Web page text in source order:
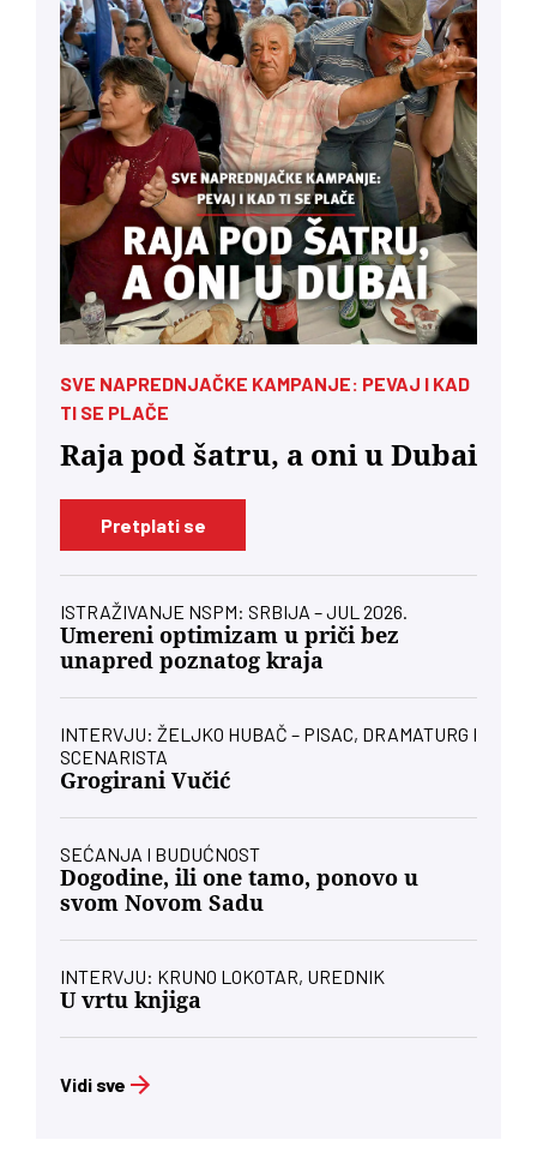
SVE NAPREDNJAČKE KAMPANJE: PEVAJ I KAD
TI SE PLAČE
Raja pod šatru, a oni u Dubai
Pretplati se
ISTRAŽIVANJE NSPM: SRBIJA – JUL 2026.
Umereni optimizam u priči bez
unapred poznatog kraja
INTERVJU: ŽELJKO HUBAČ – PISAC, DRAMATURG I
SCENARISTA
Grogirani Vučić
SEĆANJA I BUDUĆNOST
Dogodine, ili one tamo, ponovo u
svom Novom Sadu
INTERVJU: KRUNO LOKOTAR, UREDNIK
U vrtu knjiga
Vidi sve